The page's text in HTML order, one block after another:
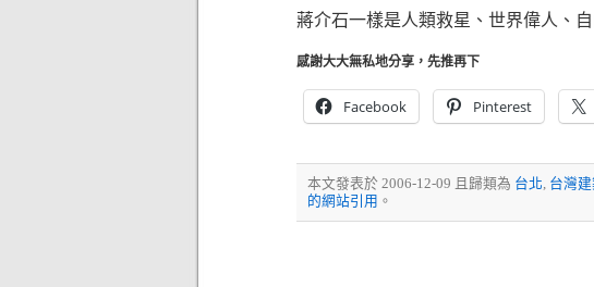
蔣介石一樣是人類救星、世界偉人、
感謝大大無私地分享，先推再下
Facebook Pinterest
本文發表於 2006-12-09 且歸類為 台北 台灣
的網站引用 。